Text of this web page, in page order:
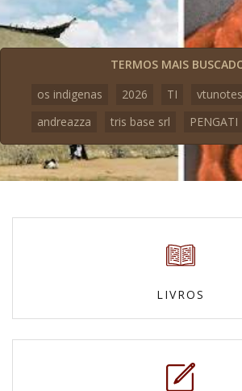
TERMOS MAIS
os indigenas
2026 TI
andreazza
tris base srl PENGATI
LIVROS